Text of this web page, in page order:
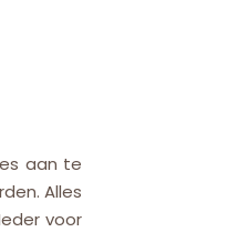
aan te
Alles
voor